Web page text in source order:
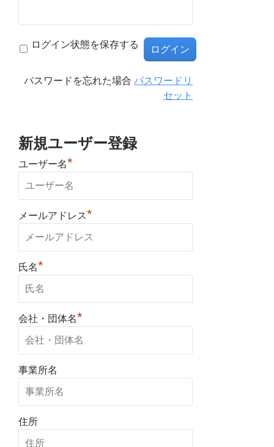
ログイン状態を保存する
パスワードを忘れた場合パスワードリ
セット
新規ユーザー登録
ユーザー名*
メールアドレス*
氏名*
会社・団体名*
事業所名
住所